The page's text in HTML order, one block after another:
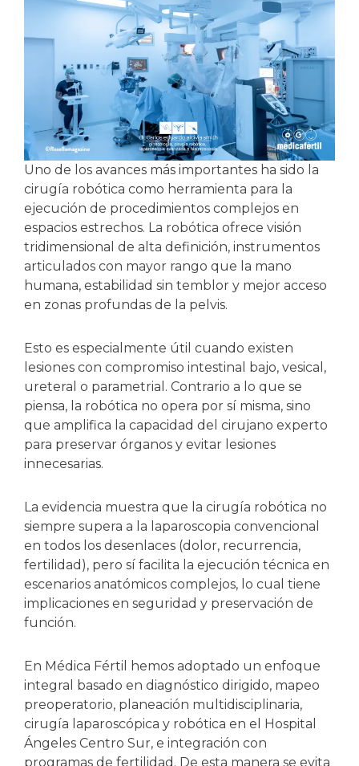
Uno de los avances más importantes ha sido la
cirugía robótica como herramienta para la
ejecución de procedimientos complejos en
espacios estrechos. La robótica ofrece visión
tridimensional de alta definición, instrumentos
articulados con mayor rango que la mano
humana, estabilidad sin temblor y mejor acceso
en zonas profundas de la pelvis.
Esto es especialmente útil cuando existen
lesiones con compromiso intestinal bajo, vesical,
ureteral o parametrial. Contrario a lo que se
piensa, la robótica no opera por sí misma, sino
que amplifica la capacidad del cirujano experto
para preservar órganos y evitar lesiones
innecesarias.
La evidencia muestra que la cirugía robótica no
siempre supera a la laparoscopia convencional
en todos los desenlaces (dolor, recurrencia,
fertilidad), pero sí facilita la ejecución técnica en
escenarios anatómicos complejos, lo cual tiene
implicaciones en seguridad y preservación de
función.
En Médica Fértil hemos adoptado un enfoque
integral basado en diagnóstico dirigido, mapeo
preoperatorio, planeación multidisciplinaria,
cirugía laparoscópica y robótica en el Hospital
Ángeles Centro Sur, e integración con
programas de fertilidad. De esta manera se evita